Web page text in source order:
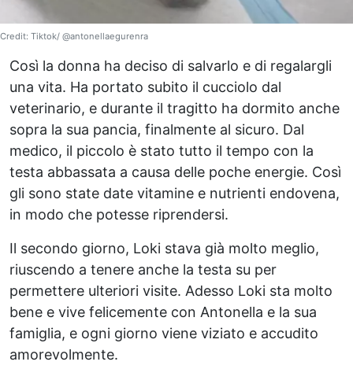
Credit: Tiktok/ @antonellaegurenra
Così la donna ha deciso di salvarlo e di regalargli
una vita. Ha portato subito il cucciolo dal
veterinario, e durante il tragitto ha dormito anche
sopra la sua pancia, finalmente al sicuro. Dal
medico, il piccolo è stato tutto il tempo con la
testa abbassata a causa delle poche energie. Così
gli sono state date vitamine e nutrienti endovena,
in modo che potesse riprendersi.
Il secondo giorno, Loki stava già molto meglio,
riuscendo a tenere anche la testa su per
permettere ulteriori visite. Adesso Loki sta molto
bene e vive felicemente con Antonella e la sua
famiglia, e ogni giorno viene viziato e accudito
amorevolmente.